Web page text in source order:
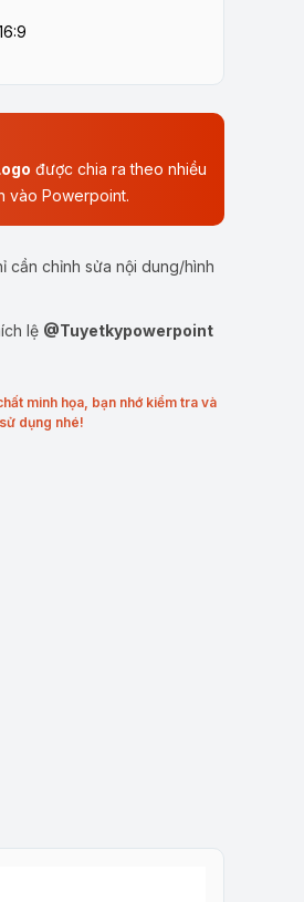
được chia ra theo nhiều
vào Powerpoint.
cần chỉnh sửa nội dung/hình
lệ @Tuyetkypowerpoint
minh họa, bạn nhớ kiểm tra và
dụng nhé!